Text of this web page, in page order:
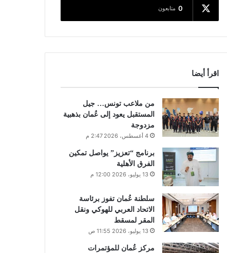
0 متابعون
اقرأ أيضا
من ملاعب تونس… جيل
المستقبل يعود إلى عُمان بذهبية
مزدوجة
4 أغسطس، 2026 2:47 م
برنامج “تعزيز” يواصل تمكين
الفرق الأهلية
13 يوليو، 2026 12:00 م
سلطنة عُمان تفوز برئاسة
الاتحاد العربي للهوكي ونقل
المقر لمسقط
13 يوليو، 2026 11:55 ص
مركز عُمان للمؤتمرات